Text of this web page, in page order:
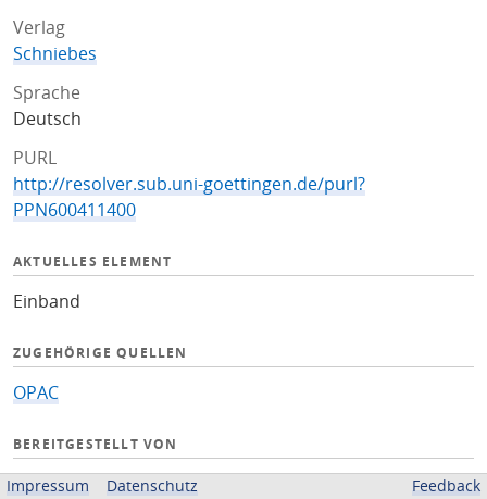
Verlag
Schniebes
Sprache
Deutsch
PURL
http://resolver.sub.uni-goettingen.de/purl?
PPN600411400
AKTUELLES ELEMENT
Einband
ZUGEHÖRIGE QUELLEN
OPAC
BEREITGESTELLT VON
Niedersächsische Staats- und Universitätsbibliothek
Impressum Datenschutz Feedback